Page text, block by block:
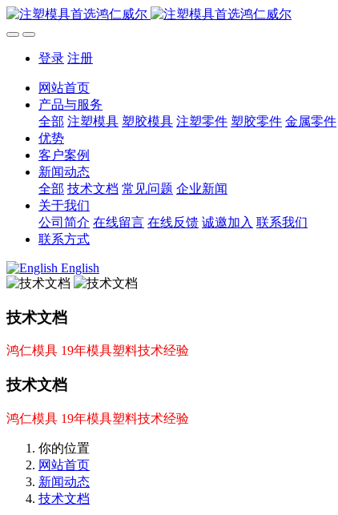
登录 注册
网站首页
产品与服务
全部 注塑模具 塑胶模具 注塑零件 塑胶零件 金属零件
优势
客户案例
新闻动态
全部 技术文档 常见问题 企业新闻
关于我们
公司简介 在线留言 在线反馈 诚邀加入 联系我们
联系方式
English
技术文档
鸿仁模具 19年模具塑料技术经验
技术文档
鸿仁模具 19年模具塑料技术经验
你的位置
网站首页
新闻动态
技术文档